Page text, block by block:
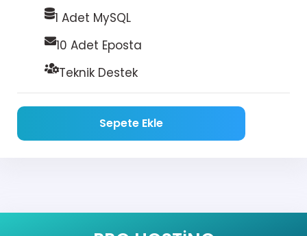
1 Adet MySQL
10 Adet Eposta
Teknik Destek
Sepete Ekle